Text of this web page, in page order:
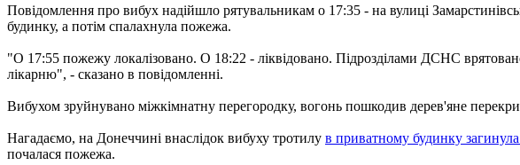
Повідомлення про вибух надійшло рятувальникам о 17:35 - на вулиці
будинку, а потім спалахнула пожежа.
"О 17:55 пожежу локалізовано. О 18:22 - ліквідовано. Підрозділами ДСНС
лікарню", - сказано в повідомленні.
Вибухом зруйнувано міжкімнатну перегородку, вогонь пошкодив дерев'яне
Нагадаємо, на Донеччині внаслідок вибуху тротилу в приватному будинку
почалася пожежа.